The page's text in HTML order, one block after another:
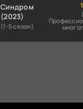
Синдром
(2023)
(1-5 сезон)